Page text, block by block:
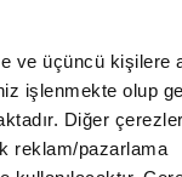
ve üçüncü kişilere
işlenmekte olup
Diğer
reklam/pazarlama